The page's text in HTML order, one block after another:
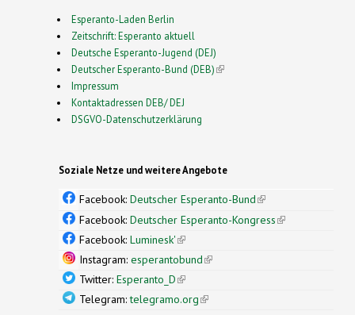
Esperanto-Laden Berlin
Zeitschrift: Esperanto aktuell
Deutsche Esperanto-Jugend (DEJ)
Deutscher Esperanto-Bund (DEB)(link is external)
Impressum
Kontaktadressen DEB/ DEJ
DSGVO-Datenschutzerklärung
Soziale Netze und weitere Angebote
Facebook: Deutscher Esperanto-Bund(link is
external)
Facebook: Deutscher Esperanto-Kongress(link is
Facebook: Luminesk'(link is external)
Instagram: esperantobund(link is external)
Twitter: Esperanto_D(link is external)
Telegram:telegramo.org(link is external)